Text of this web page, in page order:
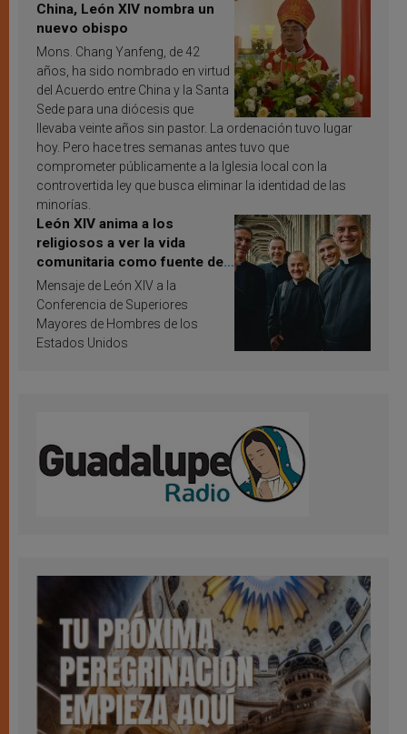
China, León XIV nombra un
nuevo obispo
Mons. Chang Yanfeng, de 42
años, ha sido nombrado en virtud
del Acuerdo entre China y la Santa
Sede para una diócesis que
llevaba veinte años sin pastor. La ordenación tuvo lugar
hoy. Pero hace tres semanas antes tuvo que
comprometer públicamente a la Iglesia local con la
controvertida ley que busca eliminar la identidad de las
minorías.
León XIV anima a los
religiosos a ver la vida
comunitaria como fuente de
inspiración y santificación
Mensaje de León XIV a la
Conferencia de Superiores
Mayores de Hombres de los
Estados Unidos